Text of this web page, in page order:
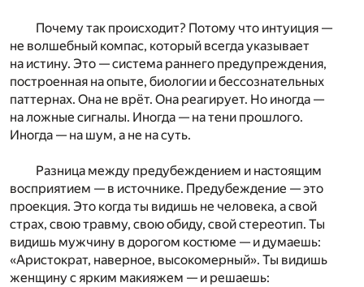
Почему так происходит? Потому что интуиция —
не волшебный компас, который всегда указывает
на истину. Это — система раннего предупреждения,
построенная на опыте, биологии и бессознательных
паттернах. Она не врёт. Она реагирует. Но иногда —
на ложные сигналы. Иногда — на тени прошлого.
Иногда — на шум, а не на суть.
Разница между предубеждением и настоящим
восприятием — в источнике. Предубеждение — это
проекция. Это когда ты видишь не человека, а свой
страх, свою травму, свою обиду, свой стереотип. Ты
видишь мужчину в дорогом костюме — и думаешь:
«Аристократ, наверное, высокомерный». Ты видишь
женщину с ярким макияжем — и решаешь: